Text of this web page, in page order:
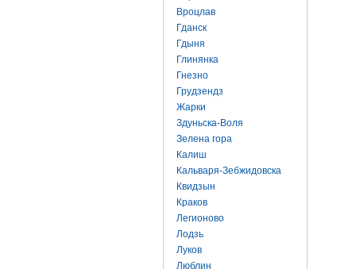
Вроцлав
Гданск
Гдыня
Глинянка
Гнезно
Грудзендз
Жарки
Здуньска-Воля
Зелена гора
Калиш
Кальваря-Зебжидовска
Квидзын
Краков
Легионово
Лодзь
Луков
Люблин